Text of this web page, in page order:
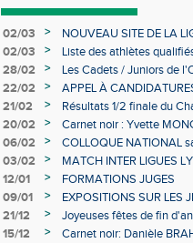
02/03 >
NOUVEAU SITE DE LA
02/03
>
Liste des athlètes
Individuels en salle
28/02 >
Les Cadets / Juniors de
22/02
>
APPEL À
21/02
>
Résultats 1/2 finale du
20/02
>
Carnet noir : Yvette
06/02
>
COLLOQUE NATIONAL
03/02
>
MATCH INTER LIGUES
12/01
>
FORMATIONS JUGES
09/01
>
EXPOSITIONS SUR LES
21/12
>
Joyeuses fêtes de fin
15/12
> Carnet noir: Danièle